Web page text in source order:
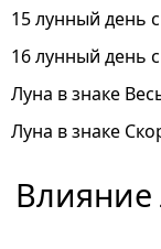
15 лунный день
16 лунный день
Луна в знаке
Луна в знаке
Влияние